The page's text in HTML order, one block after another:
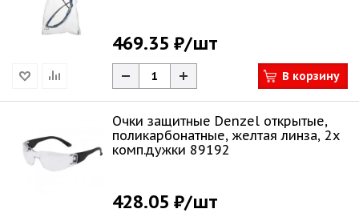
469.35 ₽/шт
В корзину
Очки защитные Denzel открытые,
поликарбонатные, желтая линза, 2х
комп.дужки 89192
428.05 ₽/шт